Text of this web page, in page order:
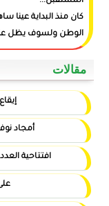
كان منذ البداية عينا
الوطن ولسوف يظل
‏مقالات
أمجاد
افتتاحية العدد 103 "وطن... في أيد